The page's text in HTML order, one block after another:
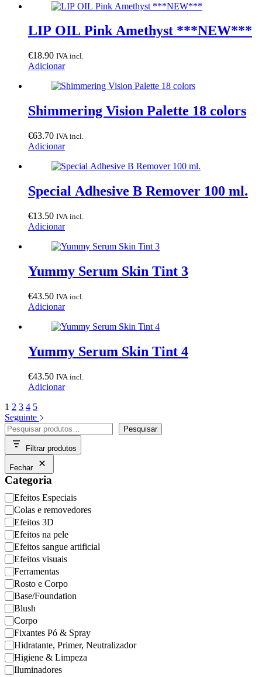
LIP OIL Pink Amethyst ***NEW***
€18.90 IVA incl.
Adicionar
Shimmering Vision Palette 18 colors
€63.70 IVA incl.
Adicionar
Special Adhesive B Remover 100 ml.
€13.50 IVA incl.
Adicionar
Yummy Serum Skin Tint 3
€43.50 IVA incl.
Adicionar
Yummy Serum Skin Tint 4
€43.50 IVA incl.
Adicionar
1 2 3 4 5
Seguinte
Pesquisar
Pesquisar
Filtrar produtos
Fechar
Categoria
Categoria
Efeitos Especiais
Colas e removedores
Efeitos 3D
Efeitos na pele
Efeitos sangue artificial
Efeitos visuais
Ferramentas
Rosto e Corpo
Base/Foundation
Blush
Corpo
Fixantes Pó & Spray
Hidratante, Primer, Neutralizador
Higiene & Limpeza
Iluminadores